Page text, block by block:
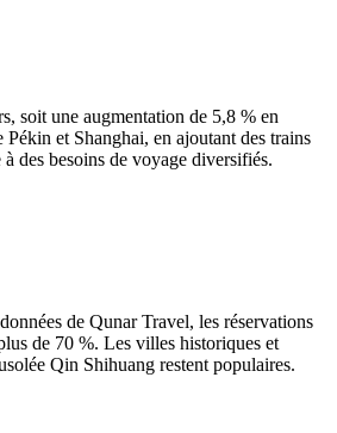
soit une augmentation de 5,8 % en
et Shanghai, en ajoutant des trains
des besoins de voyage diversifiés.
de Qunar Travel, les réservations
de 70 %. Les villes historiques et
Qin Shihuang restent populaires.